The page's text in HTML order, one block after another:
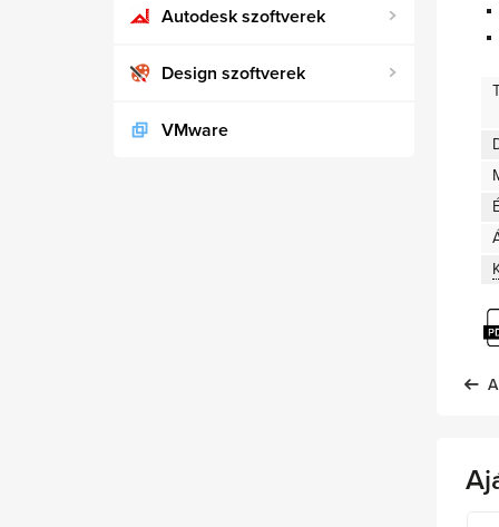
Autodesk szoftverek
Design szoftverek
VMware